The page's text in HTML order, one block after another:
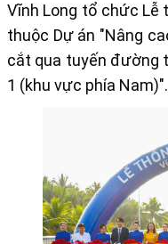
Vĩnh Long tổ chức Lễ
thuộc Dự án "Nâng
cắt qua tuyến đường
1 (khu vực phía Nam)".